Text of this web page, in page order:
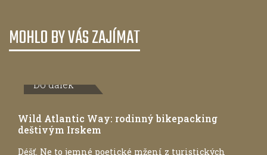
MOHLO BY VÁS ZAJÍMAT
Do dálek
Wild Atlantic Way: rodinný bikepacking
deštivým Irskem
Déšť. Ne to jemné poetické mžení z turistických